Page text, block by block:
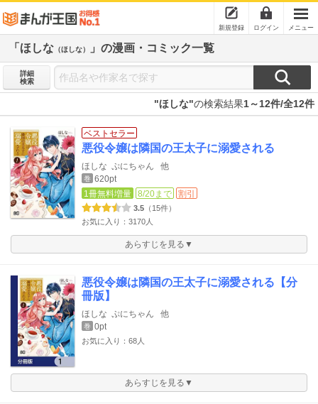
新規登録 ログイン メニュー
「ほしな （ほしな） 」の漫画・コミック一覧
詳細
検索
"ほしな"の検索結果1～12件/全12件
ベストセラー
悪役令嬢は隣国の王太子に溺愛される
ほしな ぷにちゃん 他
巻 620pt
1冊無料増量
8/20まで 割引
3.5 （15件）
お気に入り：3170人
あらすじを見る▼
悪役令嬢は隣国の王太子に溺愛される【分
冊版】
ほしな ぷにちゃん 他
巻 0pt
お気に入り：68人
あらすじを見る▼